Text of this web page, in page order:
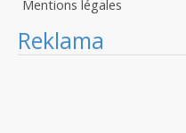
Mentions légales
Reklama